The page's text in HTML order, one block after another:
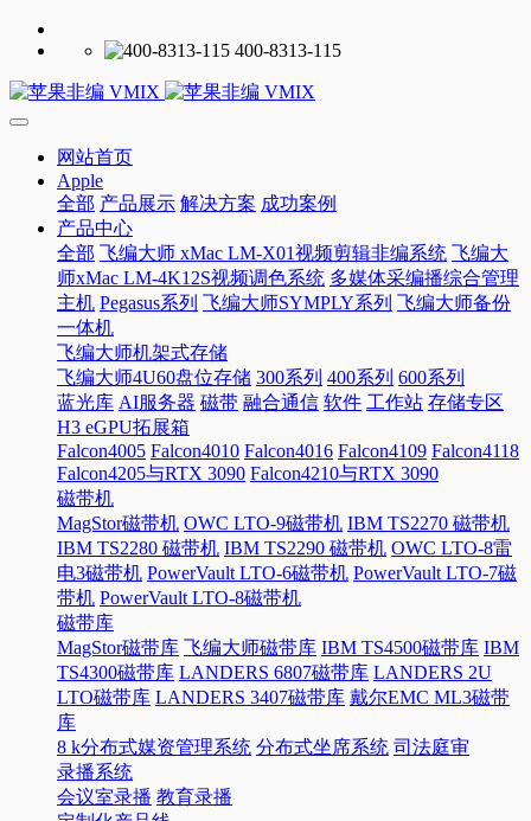
400-8313-115
网站首页
Apple
全部 产品展示 解决方案 成功案例
产品中心
全部 飞编大师 xMac LM-X01视频剪辑非编系统 飞编大
师xMac LM-4K12S视频调色系统 多媒体采编播综合管理
主机 Pegasus系列 飞编大师SYMPLY系列 飞编大师备份
一体机
飞编大师机架式存储
飞编大师4U60盘位存储 300系列 400系列 600系列
蓝光库 AI服务器 磁带 融合通信 软件 工作站 存储专区
H3 eGPU拓展箱
Falcon4005 Falcon4010 Falcon4016 Falcon4109 Falcon4118
Falcon4205与RTX 3090 Falcon4210与RTX 3090
磁带机
MagStor磁带机 OWC LTO-9磁带机 IBM TS2270 磁带机
IBM TS2280 磁带机 IBM TS2290 磁带机 OWC LTO-8雷
电3磁带机 PowerVault LTO-6磁带机 PowerVault LTO-7磁
带机 PowerVault LTO-8磁带机
磁带库
MagStor磁带库 飞编大师磁带库 IBM TS4500磁带库 IBM
TS4300磁带库 LANDERS 6807磁带库 LANDERS 2U
LTO磁带库 LANDERS 3407磁带库 戴尔EMC ML3磁带
库
8 k分布式媒资管理系统 分布式坐席系统 司法庭审
录播系统
会议室录播 教育录播